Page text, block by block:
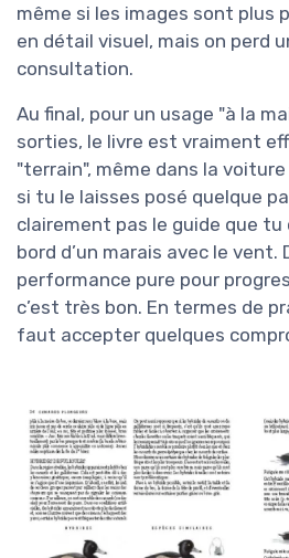
même si les images sont plus
en détail visuel, mais on perd
consultation.
Au final, pour un usage "à la
sorties, le livre est vraiment
"terrain", même dans la
si tu le laisses posé quelque
clairement pas le guide que tu
bord d’un marais avec le vent.
performance pure pour
c’est très bon. En termes de
faut accepter quelques